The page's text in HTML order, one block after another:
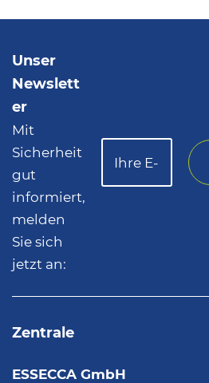
Unser
Newslett
er
Mit
Sicherheit
gut
informiert,
melden
Sie sich
jetzt an:
Zentrale
ESSECCA GmbH